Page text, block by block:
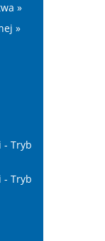
»
»
- Tryb
- Tryb